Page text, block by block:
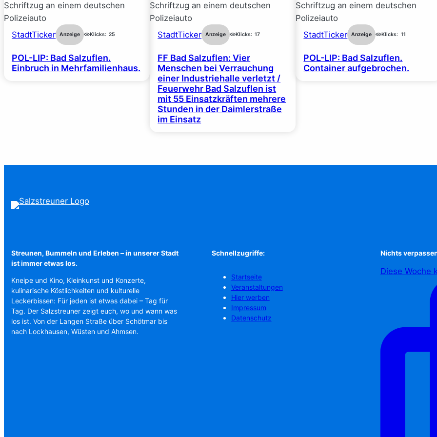
StadtTicker Anzeige Klicks: 25
POL-LIP: Bad Salzuflen.
Einbruch in Mehrfamilienhaus.
StadtTicker Anzeige Klicks: 17
FF Bad Salzuflen: Vier
Menschen bei Verrauchung
einer Industriehalle verletzt /
Feuerwehr Bad Salzuflen ist
mit 55 Einsatzkräften mehrere
Stunden in der Daimlerstraße
im Einsatz
StadtTicker Anzeige Klicks: 11
POL-LIP: Bad Salzuflen.
Container aufgebrochen.
Streunen, Bummeln und Erleben – in unserer Stadt
ist immer etwas los.
Kneipe und Kino, Kleinkunst und Konzerte,
kulinarische Köstlichkeiten und kulturelle
Leckerbissen: Für jeden ist etwas dabei – Tag für
Tag. Der Salzstreuner zeigt euch, wo und wann was
los ist. Von der Langen Straße über Schötmar bis
nach Lockhausen, Wüsten und Ahmsen.
Schnellzugriffe:
Startseite
Veranstaltungen
Hier werben
Impressum
Datenschutz
Nichts
Diese Woche